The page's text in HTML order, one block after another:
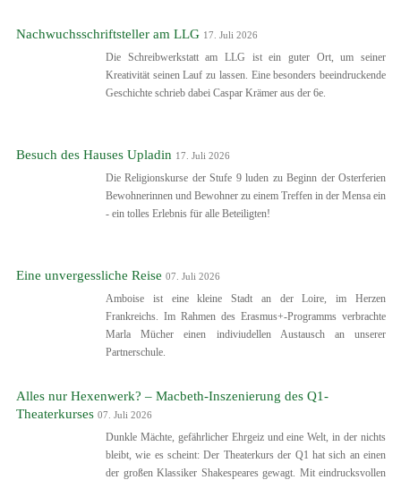
Nachwuchsschriftsteller am LLG 17. Juli 2026
Die Schreibwerkstatt am LLG ist ein guter Ort, um seiner
Kreativität seinen Lauf zu lassen. Eine besonders beeindruckende
Geschichte schrieb dabei Caspar Krämer aus der 6e.
Besuch des Hauses Upladin 17. Juli 2026
Die Religionskurse der Stufe 9 luden zu Beginn der Osterferien
Bewohnerinnen und Bewohner zu einem Treffen in der Mensa ein
- ein tolles Erlebnis für alle Beteiligten!
Eine unvergessliche Reise 07. Juli 2026
Amboise ist eine kleine Stadt an der Loire, im Herzen
Frankreichs. Im Rahmen des Erasmus+-Programms verbrachte
Marla Mücher einen indiviudellen Austausch an unserer
Partnerschule.
Alles nur Hexenwerk? – Macbeth-Inszenierung des Q1-
Theaterkurses 07. Juli 2026
Dunkle Mächte, gefährlicher Ehrgeiz und eine Welt, in der nichts
bleibt, wie es scheint: Der Theaterkurs der Q1 hat sich an einen
der großen Klassiker Shakespeares gewagt. Mit eindrucksvollen